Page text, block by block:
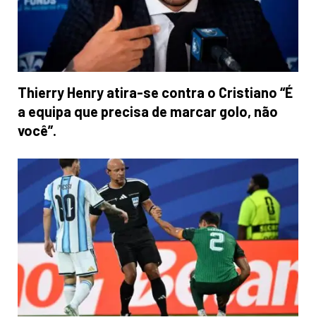
Thierry Henry atira-se contra o Cristiano “É
a equipa que precisa de marcar golo, não
você”.